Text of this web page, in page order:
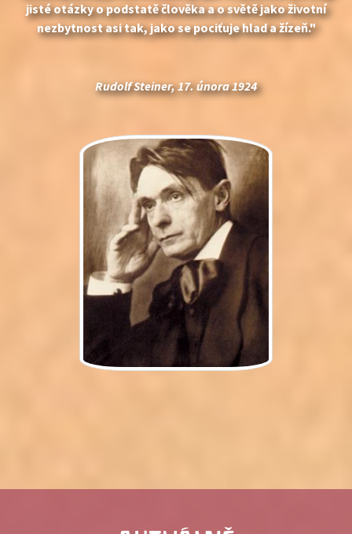
jisté otázky o podstatě člověka a o světě jako životní
nezbytnost asi tak, jako se pociťuje hlad a žízeň."
Rudolf Steiner, 17. února 1924